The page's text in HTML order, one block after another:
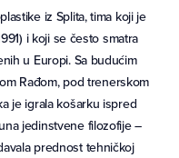
iz Splita, tima koji je
i koji se često smatra
u Europi. Sa budućim
Rađom, pod trenerskom
je igrala košarku ispred
jedinstvene filozofije –
prednost tehničkoj